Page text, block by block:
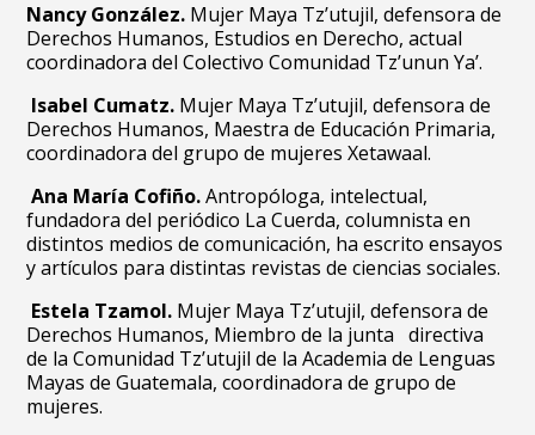
Nancy González. Mujer Maya Tz’utujil, defensora de
Derechos Humanos, Estudios en Derecho, actual
coordinadora del Colectivo Comunidad Tz’unun Ya’.
Isabel Cumatz. Mujer Maya Tz’utujil, defensora de
Derechos Humanos, Maestra de Educación Primaria,
coordinadora del grupo de mujeres Xetawaal.
Ana María Cofiño.Antropóloga, intelectual,
fundadora del periódico La Cuerda, columnista en
distintos medios de comunicación, ha escrito ensayos
y artículos para distintas revistas de ciencias sociales.
Estela Tzamol. Mujer Maya Tz’utujil, defensora de
Derechos Humanos, Miembro de la junta directiva
de la Comunidad Tz’utujil de la Academia de Lenguas
Mayas de Guatemala, coordinadora de grupo de
mujeres.